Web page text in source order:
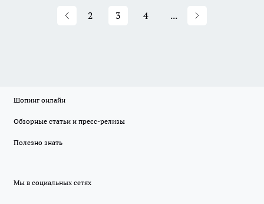
2 3 4 ...
Шопинг онлайн
Обзорные статьи и пресс-релизы
Полезно знать
Мы в социальных сетях